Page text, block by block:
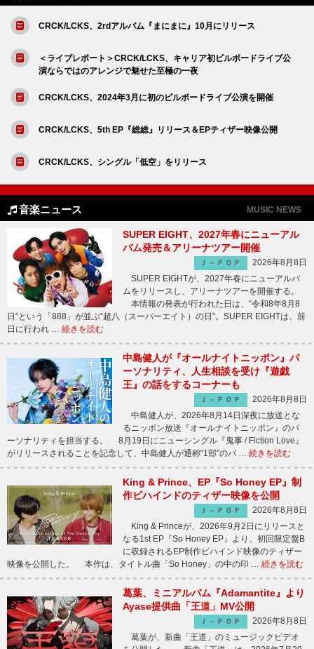
CRCK/LCKS、2rdアルバム『まにまに』10月にリリース
＜ライブレポート＞CRCK/LCKS、キャリア初ビルボードライブ公
演ならではのアレンジで魅せた至極の一夜
CRCK/LCKS、2024年3月に初のビルボードライブ公演を開催
CRCK/LCKS、5th EP『総総』リリース＆EPティザー映像公開
CRCK/LCKS、シングル「低空」をリリース
音楽ニュース MUSIC NEWS
SUPER EIGHT、2027年春にニューアル
バム発売＆アリーナツアー開催
Ｊ－ＰＯＰ
2026年8月8日
SUPER EIGHTが、2027年春にニューアルバ
ムをリリースし、アリーナツアーを開催する。
本情報の発表が行われた日は、“令和8年8月8
日”という「888」が並ぶ“超八（スーパーエイト）の日”。SUPER EIGHTは、前
日に行われ … 続きを読む
中島健人が『オールナイトニッポン』パ
ーソナリティ、人生相談を受け『遊戯
王』の話をするコーナーも
Ｊ－ＰＯＰ
2026年8月8日
中島健人が、2026年8月14日深夜に放送とな
るニッポン放送『オールナイトニッポン』のパ
ーソナリティを担当する。 8月19日にニューシングル『鬼事 / Fiction Love』
がリリースされることを記念して、中島健人が通称“1部”のパ … 続きを読む
King & Prince、EP『So Honey EP』制
作ビハインドのティザー映像を公開
Ｊ－ＰＯＰ
2026年8月8日
King & Princeが、2026年9月2日にリリースと
なる1st EP『So Honey EP』より、初回限定盤B
に収録されるEP制作ビハインド映像のティザー
映像を公開した。 本作は、タイトル曲「So Honey」の中の印 … 続きを読む
葛葉、ミニアルバム『Adamantite』より
Ayase提供曲「王道」MV公開
Ｊ－ＰＯＰ
2026年8月8日
葛葉が、新曲「王道」のミュージックビデオ